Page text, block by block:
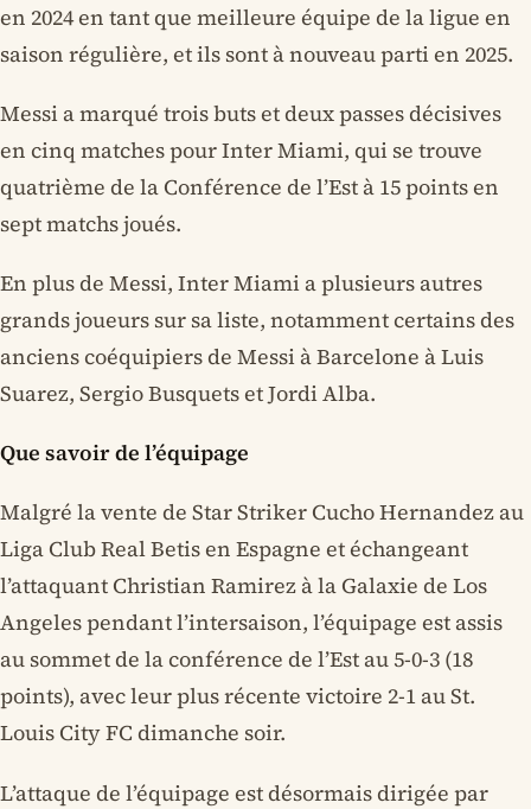
en 2024 en tant que meilleure équipe de la ligue en
saison régulière, et ils sont à nouveau parti en 2025.
Messi a marqué trois buts et deux passes décisives
en cinq matches pour Inter Miami, qui se trouve
quatrième de la Conférence de l’Est à 15 points en
sept matchs joués.
En plus de Messi, Inter Miami a plusieurs autres
grands joueurs sur sa liste, notamment certains des
anciens coéquipiers de Messi à Barcelone à Luis
Suarez, Sergio Busquets et Jordi Alba.
Que savoir de l’équipage
Malgré la vente de Star Striker Cucho Hernandez au
Liga Club Real Betis en Espagne et échangeant
l’attaquant Christian Ramirez à la Galaxie de Los
Angeles pendant l’intersaison, l’équipage est assis
au sommet de la conférence de l’Est au 5-0-3 (18
points), avec leur plus récente victoire 2-1 au St.
Louis City FC dimanche soir.
L’attaque de l’équipage est désormais dirigée par